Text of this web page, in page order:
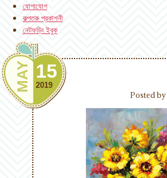
যোগাযোগ
কল্পতরু প্রকাশনী
নেটফড়িং ইবুক
MAY 15
2019
Posted by